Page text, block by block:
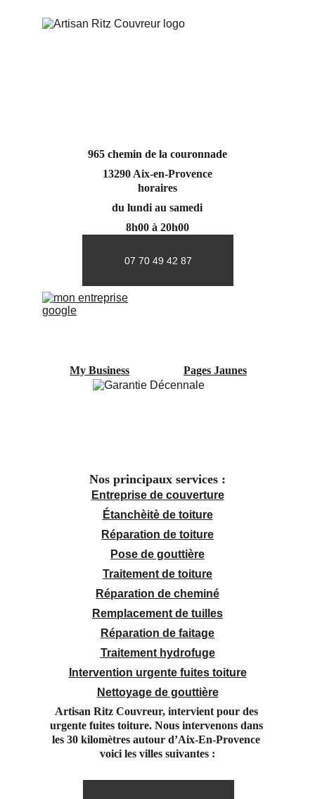
07 70 49 42 87
965 chemin de la couronnade
13290 Aix-en-Provence
horaires
du lundi au samedi
8h00 à 20h00
My Business Pages Jaunes
Nos principaux services :
Entreprise de couverture
Étanchèitè de toiture
Réparation de toiture
Pose de gouttière
Traitement de toiture
Réparation de cheminé
Remplacement de tuilles
Réparation de faitage
Traitement hydrofuge
Intervention urgente fuites toiture
Nettoyage de gouttière
Artisan Ritz Couvreur, intervient pour des
urgente fuites toiture. Nous intervenons dans
les 30 kilomètres autour d’Aix-En-Provence
voici les villes suivantes :